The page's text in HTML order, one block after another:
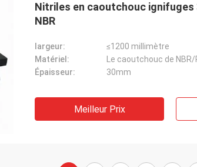
Nitriles en caoutchouc
NBR
largeur:
≤1200 millimètre
Matériel:
Le caoutchouc de NBR/
Épaisseur:
30mm
Meilleur Prix